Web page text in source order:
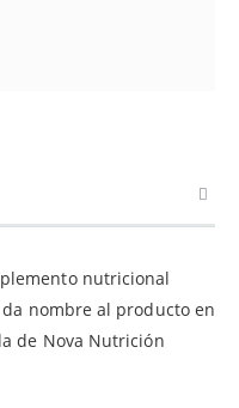
nutricional
nombre al producto en
de Nova Nutrición